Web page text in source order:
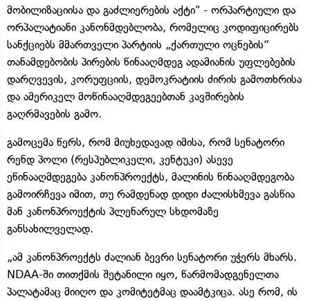
მობილიზაციისა და გაძლიერების აქტი" - ორპარტიული და
ორპალატიანი კანონმდებლობა, რომელიც კოდიფიცირებს
სანქციებს მმართველი პარტიის „ქართული ოცნების“
თანამდებობის პირების წინააღმდეგ ადამიანის უფლებების
დარღვევის, კორუფციის, დემოკრატიის ძირის გამოთხრისა
და ამერიკელ მოწინააღმდეგეებთან კავშირების
გაღრმავების გამო.
გამოცემა წერს, რომ მიუხედავად იმისა, რომ სენატორი
რენდ პოლი (რესპუბლიკელი, კენტუკი) ასევე
ეწინააღმდეგება კანონპროექტს, მალინის წინააღმდეგობა
გამოირჩევა იმით, თუ რამდენად დიდი ძალისხმევა გასწია
მან კანონპროექტის პლენარულ სხდომაზე
განსახილველად.
„ამ კანონპროექტს ძალიან ბევრი სენატორი უჭერს მხარს.
NDAA-ში თითქმის შეტანილი იყო, წარმომადგენელთა
პალატამაც მიიღო და კომიტეტმაც დაამტკიცა. ასე რომ, ის